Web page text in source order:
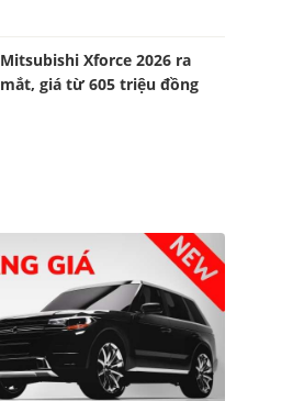
Mitsubishi Xforce 2026 ra
mắt, giá từ 605 triệu đồng